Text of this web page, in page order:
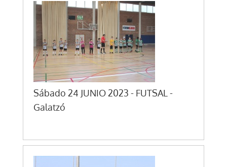
Sábado 24 JUNIO 2023 - FUTSAL -
Galatzó